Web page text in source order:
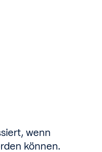
wenn
können.